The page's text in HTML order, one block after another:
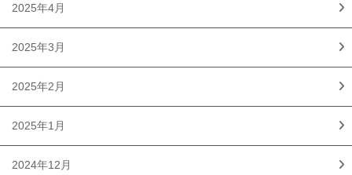
2025年4月
2025年3月
2025年2月
2025年1月
2024年12月